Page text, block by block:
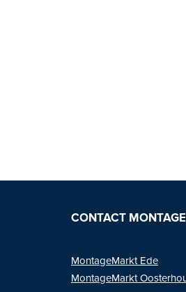
CONTACT
MontageMarkt Ede
MontageMarkt